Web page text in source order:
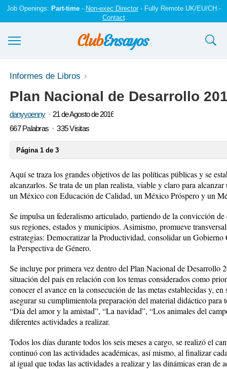
Job Openings: Part-time- Non-exec Director- Fully Remote UK/EU/CH -
Contact
Ensayos y trabajos
Registrarse
Iniciar sesión
Informes de Libros
Plan Nacional de Desarrollo
danyyoenny
21 de Agosto de 2016
667 Palabras
335 Visitas
Página 1 de 3
Aquí se traza los grandes objetivos de las políticas públicas y se
alcanzarlos. Se trata de un plan realista, viable y claro para
un México con Educación de Calidad, un México Próspero y un
Se impulsa un federalismo articulado, partiendo de la convicción
sus regiones, estados y municipios. Asimismo, promueve
estrategias: Democratizar la Productividad, consolidar un
la Perspectiva de Género.
Se incluye por primera vez dentro del Plan Nacional de Desarrollo
situación del país en relación con los temas considerados como
conocer el avance en la consecución de las metas establecidas y,
asegurar su cumplimientola preparación del material didáctico para
“Día del amor y la amistad”, “La navidad”, “Los animales del
diferentes actividades a realizar.
Todos los días durante todos los seis meses a cargo, se realizó el
continuó con las actividades académicas, así mismo, al finalizar
al igual que todas las actividades a realizar y las dinámicas eran de